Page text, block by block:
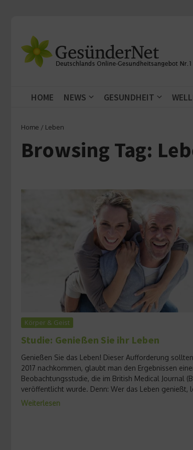
HOME NEWS GESUNDHEIT
Home / Leben
Browsing Tag:
Körper & Geist
Studie: Genießen Sie ihr Leben
Genießen Sie das Leben! Dieser Aufforderung
2017 nachkommen, glaubt man den Ergebnissen
Beobachtungsstudie, die im British Medical Journal
veröffentlicht wurde. Denn: Wer das Leben genießt,
Weiterlesen